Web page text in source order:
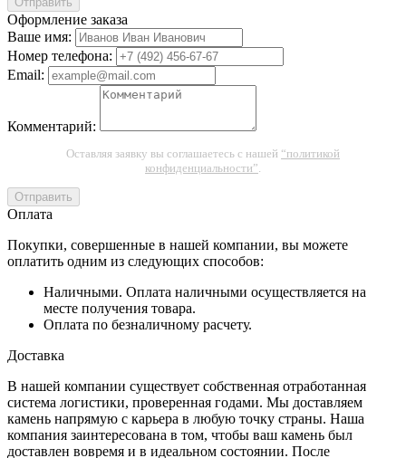
Оформление заказа
Ваше имя:
Номер телефона:
Email:
Комментарий:
Оставляя заявку вы соглашаетесь с нашей “политикой
конфиденциальности”
Отправить
Оплата
Покупки, совершенные в нашей компании, вы можете
оплатить одним из следующих способов:
Наличными. Оплата наличными осуществляется на
месте получения товара.
Оплата по безналичному расчету.
Доставка
В нашей компании существует собственная отработанная
система логистики, проверенная годами. Мы доставляем
камень напрямую с карьера в любую точку страны. Наша
компания заинтересована в том, чтобы ваш камень был
доставлен вовремя и в идеальном состоянии. После